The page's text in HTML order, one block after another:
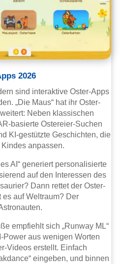
2026
sind interaktive Oster-Apps
„Die Maus“ hat ihr Oster-
Neben klassischen
basierte Ostereier-Suchen
KI-gestützte Geschichten, die
anpassen.
AI“ generiert personalisierte
auf den Interessen des
Dann rettet der Oster-
es auf Weltraum? Der
empfiehlt sich „Runway ML“
Power aus wenigen Worten
Videos erstellt. Einfach
eingeben, und binnen